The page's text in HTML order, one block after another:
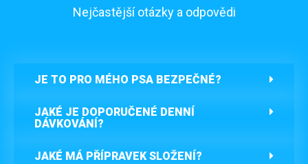
Nejčastější otázky a odpovědi
JE TO PRO MÉHO PSA BEZPEČNÉ?
JAKÉ JE DOPORUČENÉ DENNÍ
DÁVKOVÁNÍ?
JAKÉ MÁ PŘÍPRAVEK SLOŽENÍ?